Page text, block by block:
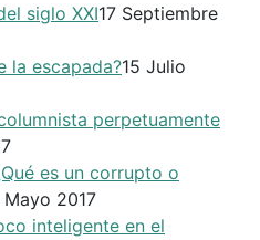
siglo XXI17 Septiembre
la escapada?15 Julio
perpetuamente
es un corrupto o
Mayo 2017
inteligente en el